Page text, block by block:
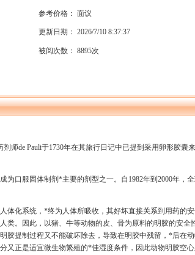
参考价格： 面议
更新日期： 2026/7/10 8:37:37
被阅次数： 8895次
师de Pauli于1730年在其旅行日记中已提到采用卵形胶囊
为口服固体制剂*主要的剂型之一。自1982年到2000年，
体化系统，*终为人体所吸收，其好坏直接关系到用药的
类。因此，以猪、牛等动物的皮、骨为原料的明胶的安全
胶提制过程又不能破坏除去，导致在明胶中残留，*后在
又正是适宜微生物繁殖的*佳湿度条件，因此动物明胶空